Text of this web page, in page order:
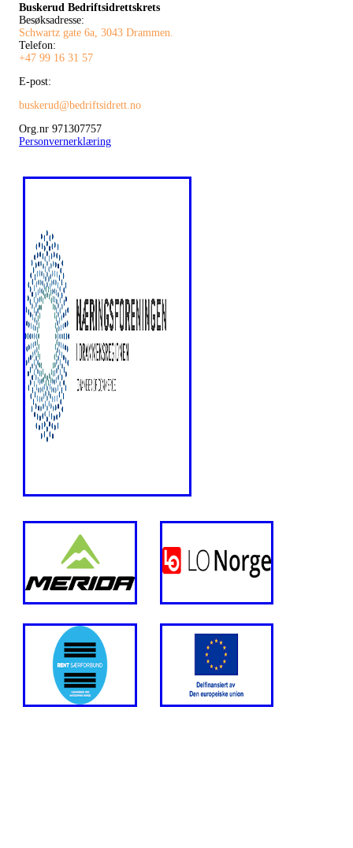
Buskerud Bedriftsidrettskrets
Besøksadresse:
Schwartz gate 6a, 3043 Drammen.
Telefon:
+47 99 16 31 57
E-post:
buskerud@bedriftsidrett.no
Org.nr 971307757
Personvernerklæring